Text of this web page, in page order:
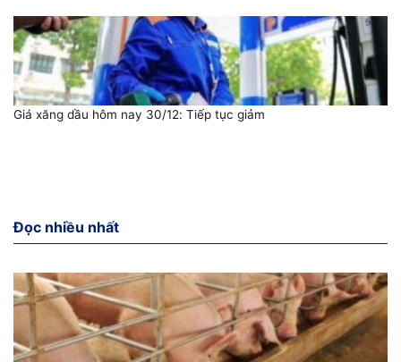
Giá xăng dầu hôm nay 30/12: Tiếp tục giảm
Đọc nhiều nhất